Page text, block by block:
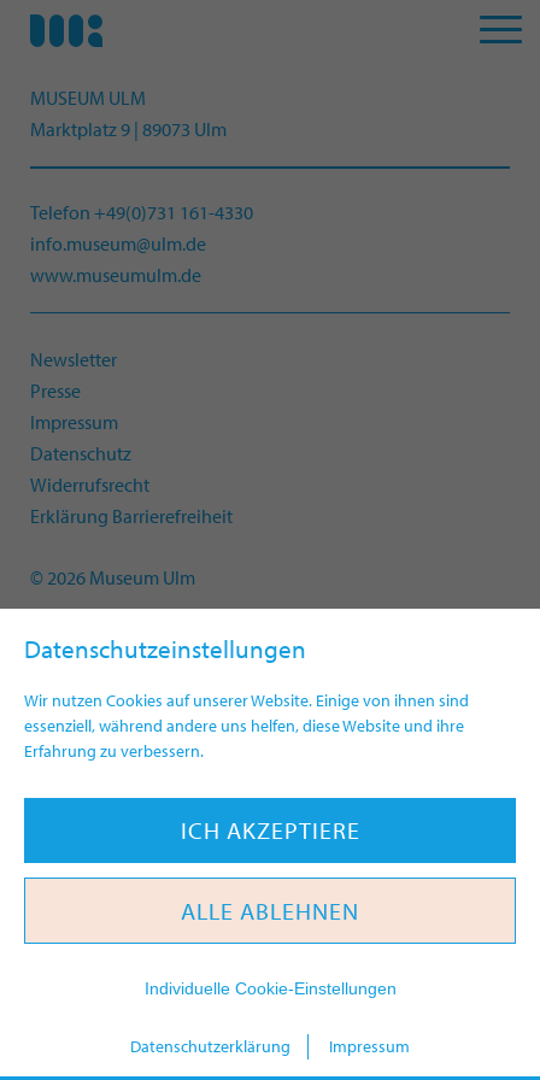
Datenschutzeinstellungen
Wir nutzen Cookies auf unserer Website. Einige von ihnen sind
essenziell, während andere uns helfen, diese Website und ihre
Erfahrung zu verbessern.
ICH AKZEPTIERE
ALLE ABLEHNEN
Individuelle Cookie-Einstellungen
Datenschutzerklärung Impressum
MUSEUM ULM
Marktplatz 9 | 89073 Ulm
Telefon +49(0)731 161-4330
info.museum@ulm.de
www.museumulm.de
Newsletter
Presse
Impressum
Datenschutz
Widerrufsrecht
Erklärung Barrierefreiheit
© 2026 Museum Ulm